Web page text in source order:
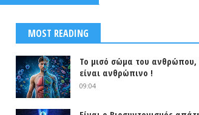
MOST READING
Το μισό σώμα του ανθρώπου,
είναι ανθρώπινο !
09:04